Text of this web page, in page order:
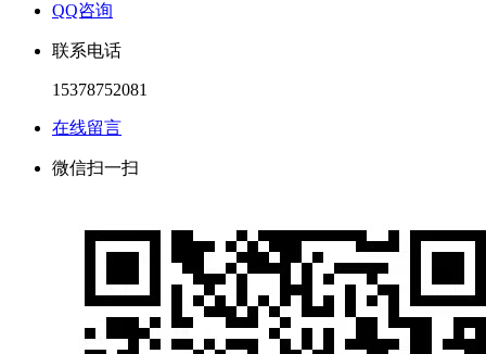
QQ咨询
联系电话
15378752081
在线留言
微信扫一扫